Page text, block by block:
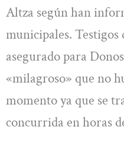
Altza según han
municipales. Testigos
asegurado para
«milagroso» que no
momento ya que se
concurrida en horas